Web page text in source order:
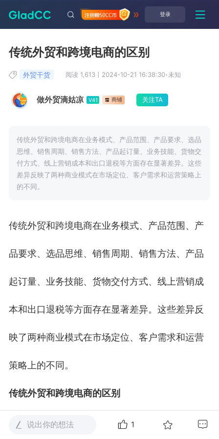
登录
传统外贸和跨境电商的区别
做外贸滴姑凉 V41 商铺 关注TA
外贸干货 阅读 1,613 2024-10-21 16:38:30·未知
传统外贸和跨境电商在业务模式、产品范围、产品要求、选品
思维、销售周期、销售方法、产品起订量、业务技能、货物交
付方式、线上营销成本和出口退税等方面存在显著差异。这些
差异反映了两种商业模式在市场定位、客户需求和运营策略上
的不同。
传统外贸和跨境电商在业务模式、产品范围、产
品要求、选品思维、销售周期、销售方法、产品
起订量、业务技能、货物交付方式、线上营销成
本和出口退税等方面存在显著差异。这些差异反
映了两种商业模式在市场定位、客户需求和运营
策略上的不同。
传统外贸和跨境电商的区别
业务模式不同
说出你的想法 1